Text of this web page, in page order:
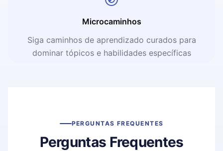
Microcaminhos
Siga caminhos de aprendizado curados para
dominar tópicos e habilidades específicas
PERGUNTAS FREQUENTES
Perguntas Frequentes